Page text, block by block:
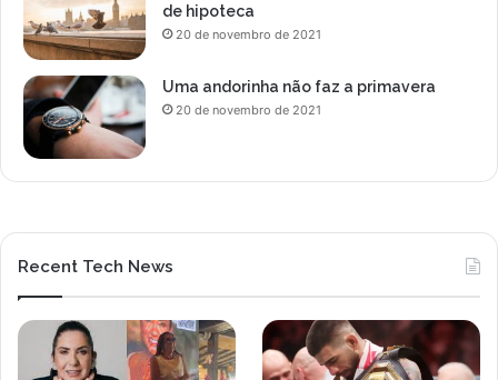
de hipoteca
20 de novembro de 2021
Uma andorinha não faz a primavera
20 de novembro de 2021
Recent Tech News